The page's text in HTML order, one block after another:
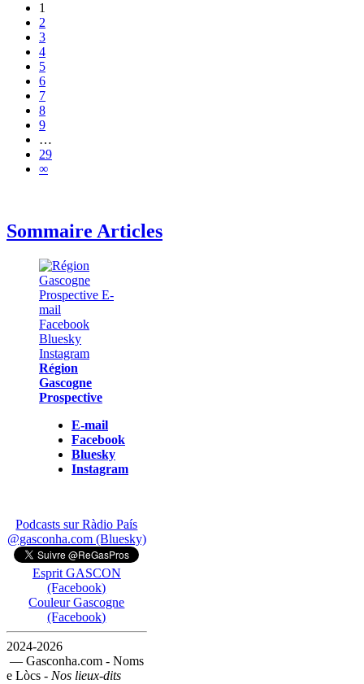
1
2
3
4
5
6
7
8
9
…
29
∞
Sommaire Articles
Région
Gascogne
Prospective
E-mail
Facebook
Bluesky
Instagram
Podcasts sur Ràdio País
@gasconha.com (Bluesky)
Esprit GASCON
(Facebook)
Couleur Gascogne
(Facebook)
2024-2026
— Gasconha.com - Noms
e Lòcs - Nos lieux-dits